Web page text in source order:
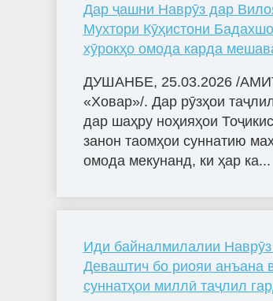
Дар ҷашни Наврӯз дар
Мухтори Кӯҳистони
хӯрокҳо омода карда
ДУШАНБЕ, 25.03.2026 /
«Ховар»/. Дар рӯзҳои
дар шаҳру ноҳияҳои
занон таомҳои суннатию
омода мекунанд, ки ҳар ка...
Иди байналмилалии
Деваштич бо риояи анъана
суннатҳои миллӣ таҷлил